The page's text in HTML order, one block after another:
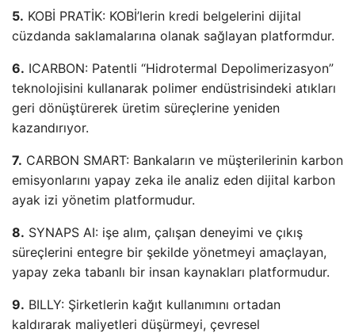
5. KOBİ PRATİK: KOBİ’lerin kredi belgelerini dijital
cüzdanda saklamalarına olanak sağlayan platformdur.
6. ICARBON: Patentli “Hidrotermal Depolimerizasyon”
teknolojisini kullanarak polimer endüstrisindeki atıkları
geri dönüştürerek üretim süreçlerine yeniden
kazandırıyor.
7. CARBON SMART: Bankaların ve müşterilerinin karbon
emisyonlarını yapay zeka ile analiz eden dijital karbon
ayak izi yönetim platformudur.
8. SYNAPS AI: işe alım, çalışan deneyimi ve çıkış
süreçlerini entegre bir şekilde yönetmeyi amaçlayan,
yapay zeka tabanlı bir insan kaynakları platformudur.
9. BILLY: Şirketlerin kağıt kullanımını ortadan
kaldırarak maliyetleri düşürmeyi, çevresel